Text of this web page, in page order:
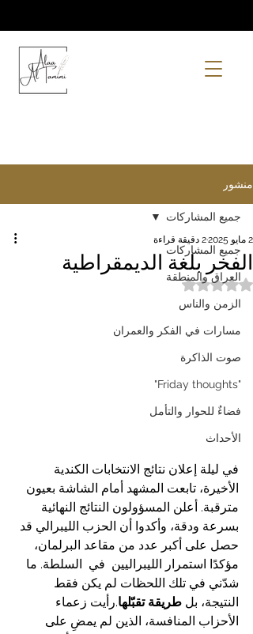
منشور
جميع المشاركات
العراق والمنطقة
الزمن والناس
مسارات في الفكر والعمران
صوت الذاكرة
"Friday thoughts"
فضاءٌ للحوار والتأمل
الأحداث
جميع المشاركات
الفخر بلغة الديمقراطية
2 مايو 2025 2 دقيقة قراءة
تم التقييم بـ ليس رقمًا من أصل 5 نجوم.
في ليلة إعلان نتائج الانتخابات الكندية
الأخيرة، تابعت المشهد أمام الشاشة بعيون
مترقبة. أعلن المسؤولون النتائج النهائية
بسرعة ودقة، وأكدوا أن الحزب الليبرالي قد
حصل على أكبر عدد من مقاعد البرلمان،
مؤكدًا استمرار الليبراليين  في  السلطة. ما
شدّني في تلك اللحظات لم يكن فقط
النتيجة، بل طريقة تقبّلها.رأيت زعماء
الأحزاب المنافسة، الذين لم يمضِ على